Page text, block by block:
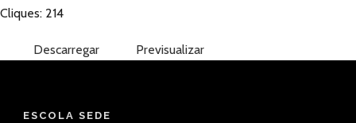
Cliques: 214
Descarregar Previsualizar
ESCOLA SEDE